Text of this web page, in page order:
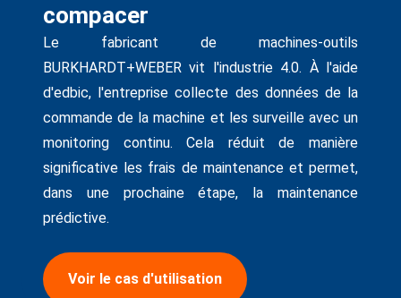
compacer
Le fabricant de machines-outils
BURKHARDT+WEBER vit l'industrie 4.0. À l'aide
d'edbic, l'entreprise collecte des données de la
commande de la machine et les surveille avec un
monitoring continu. Cela réduit de manière
significative les frais de maintenance et permet,
dans une prochaine étape, la maintenance
prédictive.
Voir le cas d'utilisation